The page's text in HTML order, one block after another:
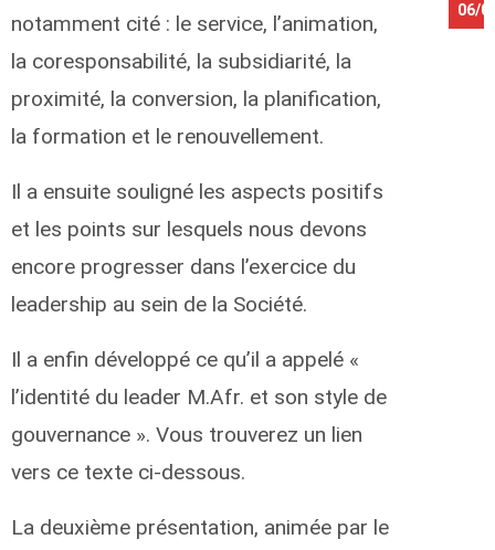
notamment cité : le service, l’animation,
la coresponsabilité, la subsidiarité, la
proximité, la conversion, la planification,
la formation et le renouvellement.
Il a ensuite souligné les aspects positifs
et les points sur lesquels nous devons
encore progresser dans l’exercice du
leadership au sein de la Société.
Il a enfin développé ce qu’il a appelé «
l’identité du leader M.Afr. et son style de
gouvernance ». Vous trouverez un lien
vers ce texte ci-dessous.
La deuxième présentation, animée par le
06/